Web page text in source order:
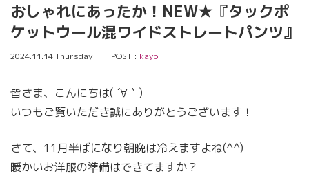
おしゃれにあったか！NEW★『タックポ
ケットウール混ワイドストレートパンツ』
2024.11.14 Thursday POST : kayo
皆さま、こんにちは( ´∀｀)
いつもご覧いただき誠にありがとうございます！
さて、11月半ばになり朝晩は冷えますよね(^^)
暖かいお洋服の準備はできてますか？